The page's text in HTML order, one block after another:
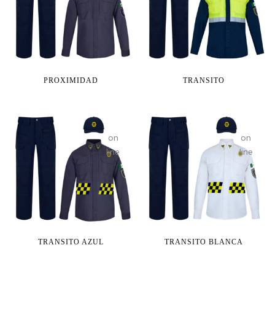
PROXIMIDAD TRANSITO
an
array,
null
given
on
line
TRANSITO AZUL
an
array,
null
given
on
line
TRANSITO BLANCA